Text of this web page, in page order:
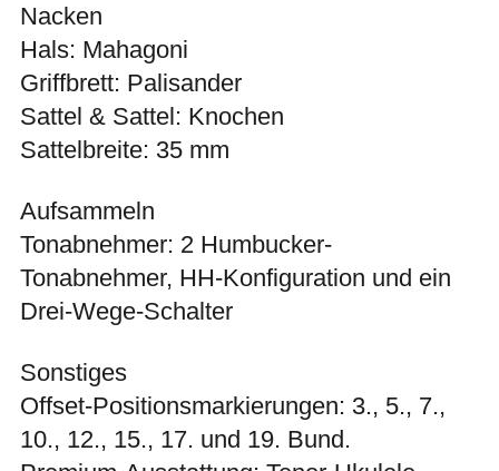
Nacken
Hals: Mahagoni
Griffbrett: Palisander
Sattel & Sattel: Knochen
Sattelbreite: 35 mm
Aufsammeln
Tonabnehmer: 2 Humbucker-
Tonabnehmer, HH-Konfiguration und ein
Drei-Wege-Schalter
Sonstiges
Offset-Positionsmarkierungen: 3., 5., 7.,
10., 12., 15., 17. und 19. Bund.